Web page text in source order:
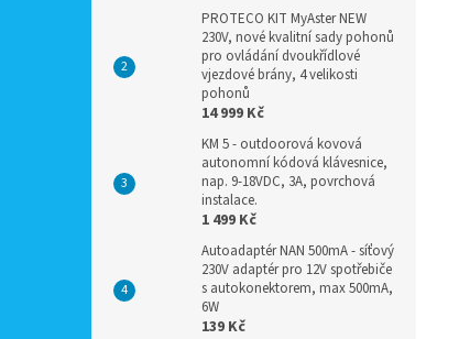
PROTECO KIT MyAster NEW
230V, nové kvalitní sady pohonů
pro ovládání dvoukřídlové
vjezdové brány, 4 velikosti
pohonů
14 999 Kč
KM 5 - outdoorová kovová
autonomní kódová klávesnice,
nap. 9-18VDC, 3A, povrchová
instalace.
1 499 Kč
Autoadaptér NAN 500mA - síťový
230V adaptér pro 12V spotřebiče
s autokonektorem, max 500mA,
6W
139 Kč